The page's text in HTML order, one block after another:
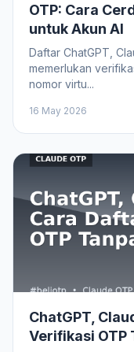
OTP: Cara
untuk Akun AI
Daftar ChatGPT,
memerlukan
nomor virtu...
16 May 2026
ChatGPT,
Verifikasi OTP